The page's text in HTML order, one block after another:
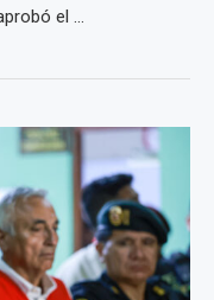
el ...